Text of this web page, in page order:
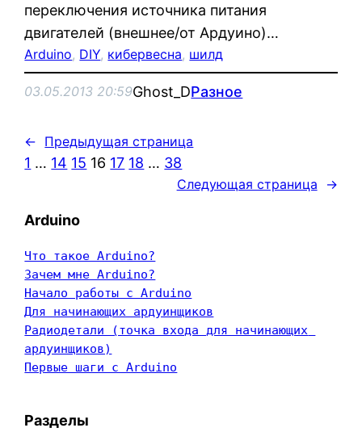
переключения источника питания
двигателей (внешнее/от Ардуино)…
Arduino, DIY, кибервесна, шилд
03.05.2013 20:59Ghost_DРазное
← Предыдущая страница
1 … 14 15 16 17 18 … 38
Следующая страница →
Arduino
Что такое Arduino?
Зачем мне Arduino?
Начало работы с Arduino
Для начинающих ардуинщиков
Радиодетали (точка входа для начинающих
ардуинщиков)
Первые шаги с Arduino
Разделы